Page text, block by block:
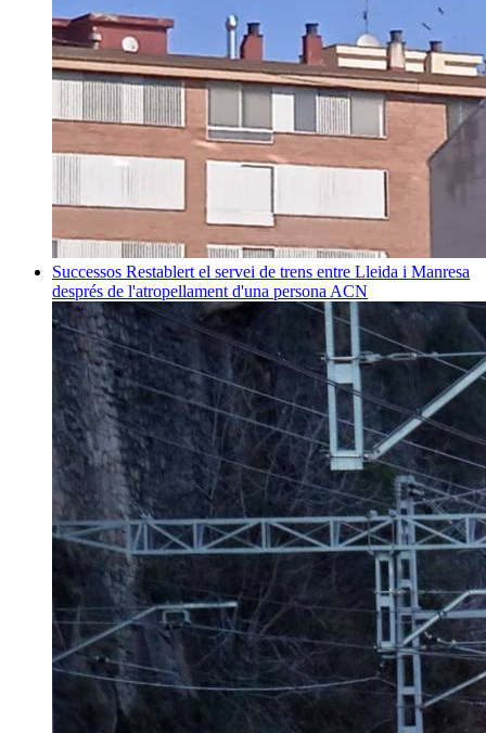
Successos Restablert el servei de trens entre Lleida i Manresa
després de l'atropellament d'una persona ACN